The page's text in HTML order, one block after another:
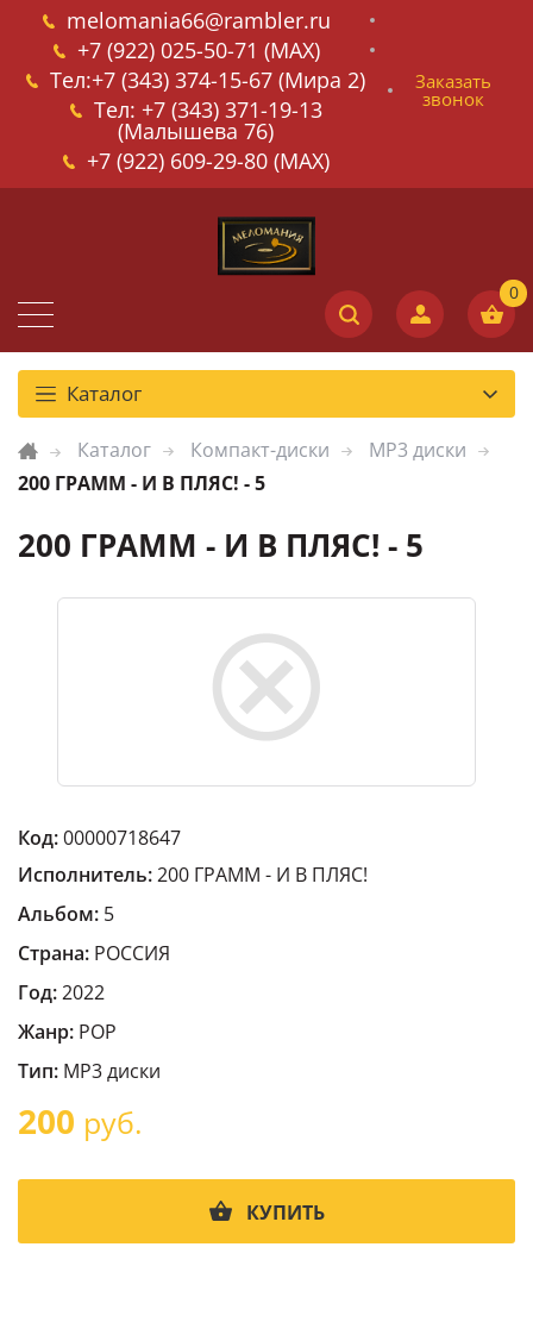
melomania66@rambler.ru
+7 (922) 025-50-71 (MAX)
Тел:+7 (343) 374-15-67 (Мира 2)
Тел: +7 (343) 371-19-13
(Малышева 76)
+7 (922) 609-29-80 (MAX)
Заказать
звонок
Каталог
Каталог Компакт-диски
MP3 диски
200 ГРАММ - И В ПЛЯС! - 5
200 ГРАММ - И В ПЛЯС! - 5
Код:00000718647
Исполнитель:200 ГРАММ - И В ПЛЯС!
Альбом: 5
Страна: РОССИЯ
Год:2022
Жанр: POP
Тип: MP3 диски
200 руб.
КУПИТЬ